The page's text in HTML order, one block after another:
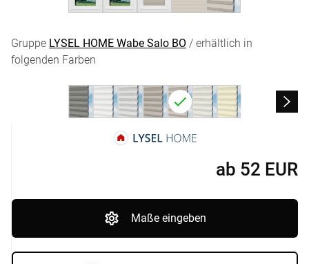
Gruppe LYSEL HOME Wabe Salo BO / erhältlich in
folgenden Farben
ab 52 EUR
Maße eingeben